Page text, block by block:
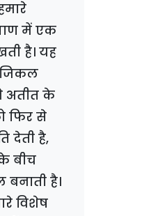
में एक
है। यह
अतीत के
फिर से
देती है,
बीच
है।
विशेष